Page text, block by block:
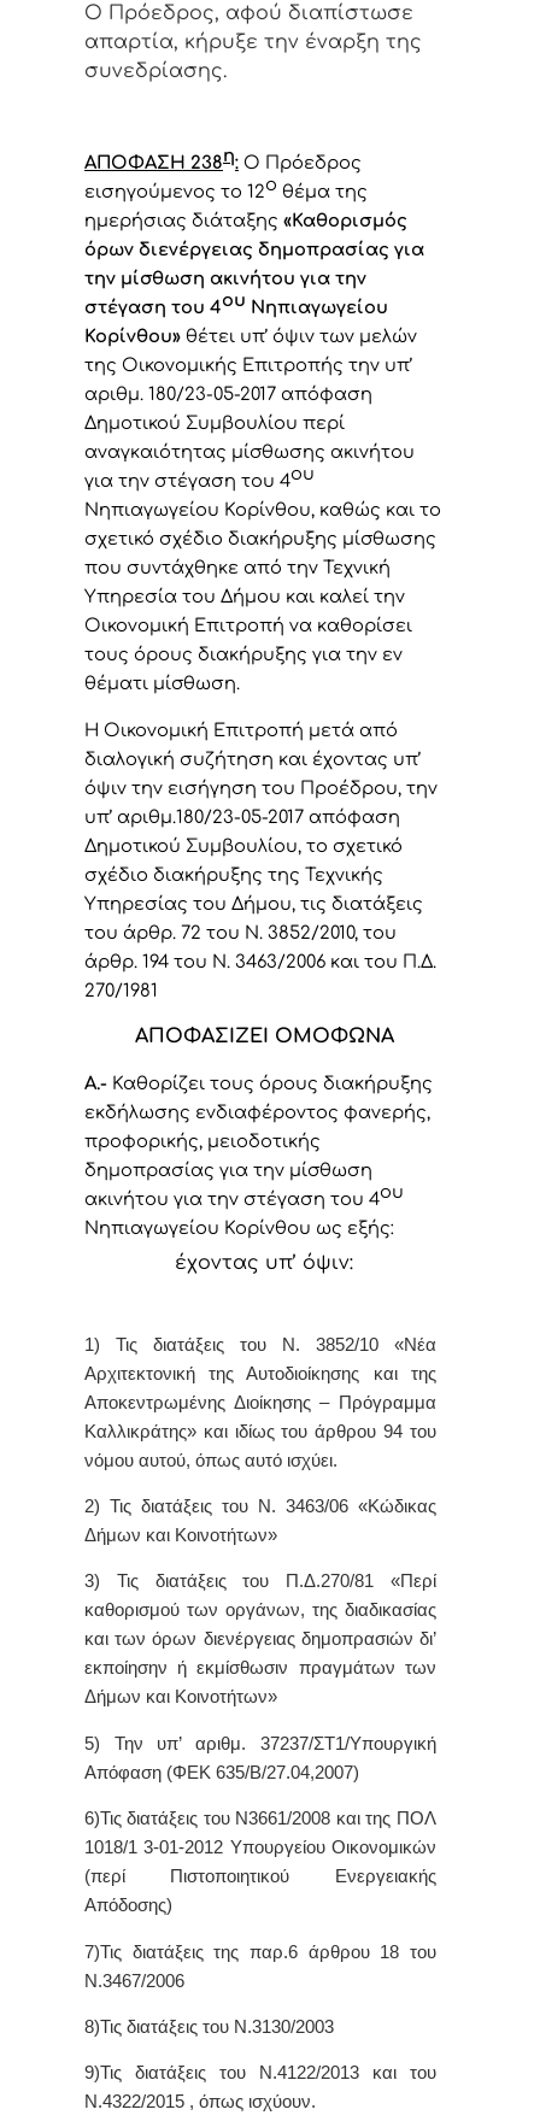
Ο Πρόεδρος, αφού διαπίστωσε
απαρτία, κήρυξε την έναρξη της
συνεδρίασης.
ΑΠΟΦΑΣΗ 238η: Ο Πρόεδρος
εισηγούμενος το 12ο θέμα της
ημερήσιας διάταξης «Καθορισμός
όρων διενέργειας δημοπρασίας για
την μίσθωση ακινήτου για την
στέγαση του 4ου Νηπιαγωγείου
Κορίνθου» θέτει υπ’ όψιν των μελών
της Οικονομικής Επιτροπής την υπ’
αριθμ. 180/23-05-2017 απόφαση
Δημοτικού Συμβουλίου περί
αναγκαιότητας μίσθωσης ακινήτου
για την στέγαση του 4ου
Νηπιαγωγείου Κορίνθου, καθώς και το
σχετικό σχέδιο διακήρυξης μίσθωσης
που συντάχθηκε από την Τεχνική
Υπηρεσία του Δήμου και καλεί την
Οικονομική Επιτροπή να καθορίσει
τους όρους διακήρυξης για την εν
θέματι μίσθωση.
Η Οικονομική Επιτροπή μετά από
διαλογική συζήτηση και έχοντας υπ’
όψιν την εισήγηση του Προέδρου, την
υπ’ αριθμ.180/23-05-2017 απόφαση
Δημοτικού Συμβουλίου, το σχετικό
σχέδιο διακήρυξης της Τεχνικής
Υπηρεσίας του Δήμου, τις διατάξεις
του άρθρ. 72 του Ν. 3852/2010, του
άρθρ. 194 του Ν. 3463/2006 και του Π.Δ.
270/1981
ΑΠΟΦΑΣΙΖΕΙ ΟΜΟΦΩΝΑ
Α.- Καθορίζει τους όρους διακήρυξης
εκδήλωσης ενδιαφέροντος φανερής,
προφορικής, μειοδοτικής
δημοπρασίας για την μίσθωση
ακινήτου για την στέγαση του 4ου
Νηπιαγωγείου Κορίνθου ως εξής:
έχοντας υπ’ όψιν:
1) Τις διατάξεις του Ν. 3852/10 «Νέα
Αρχιτεκτονική της Αυτοδιοίκησης και της
Αποκεντρωμένης Διοίκησης – Πρόγραμμα
Καλλικράτης» και ιδίως του άρθρου 94 του
νόμου αυτού, όπως αυτό ισχύει.
2) Τις διατάξεις του Ν. 3463/06 «Κώδικας
Δήμων και Κοινοτήτων»
3) Τις διατάξεις του Π.Δ.270/81 «Περί
καθορισμού των οργάνων, της διαδικασίας
και των όρων διενέργειας δημοπρασιών δι’
εκποίησην ή εκμίσθωσιν πραγμάτων των
Δήμων και Κοινοτήτων»
5) Την υπ’ αριθμ. 37237/ΣΤ1/Υπουργική
Απόφαση (ΦΕΚ 635/Β/27.04,2007)
6)Τις διατάξεις του Ν3661/2008 και της ΠΟΛ
1018/1 3-01-2012 Υπουργείου Οικονομικών
(περί Πιστοποιητικού Ενεργειακής
Απόδοσης)
7)Τις διατάξεις της παρ.6 άρθρου 18 του
Ν.3467/2006
8)Τις διατάξεις του Ν.3130/2003
9)Τις διατάξεις του Ν.4122/2013 και του
Ν.4322/2015 , όπως ισχύουν.